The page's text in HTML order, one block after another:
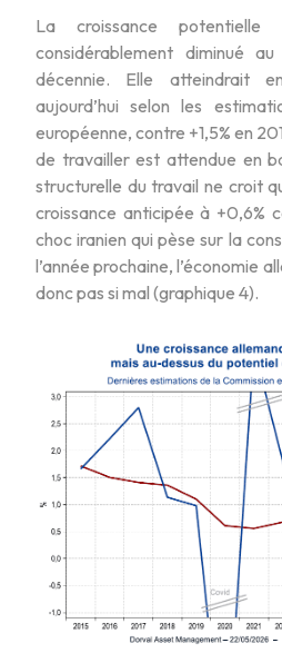
La croissance potentielle
considérablement diminué
décennie. Elle atteindrait
aujourd’hui selon les
européenne, contre +1,5% en
de travailler est attendue en
structurelle du travail ne croit
croissance anticipée à +0,6%
choc iranien qui pèse sur la
l’année prochaine, l’économie
donc pas si mal (graphique 4).